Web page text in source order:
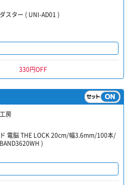
スター ( UNI-AD01 )
330円OFF
房
電脳 THE LOCK 20cm/幅3.6mm/100本/
)